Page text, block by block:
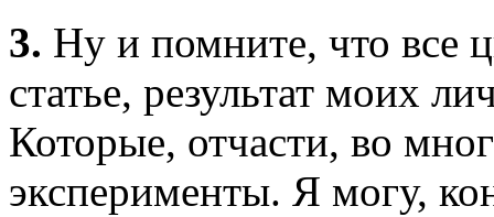
3. Ну и помните, что все
статье, результат моих
Которые, отчасти, во
эксперименты. Я могу,